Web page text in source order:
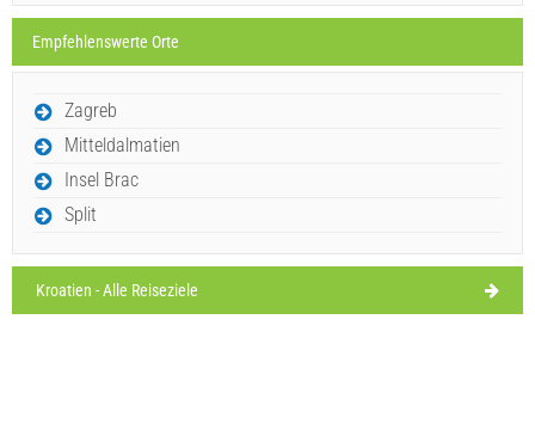
11.08.26 32°C klarer Himmel
12.08.26
Ivan Nane (Holiday-Link.Com)
AUF DER KARTE ANZEIGEN
Empfehlenswerte Orte
Zagreb
Mitteldalmatien
Insel Brac
Split
Kroatien - Alle Reiseziele